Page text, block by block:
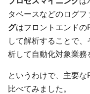
タベースなどのログフ
グはフロントエンド
して解析することで
析して自動化対象業務
というわけで、主要
比べてみました。